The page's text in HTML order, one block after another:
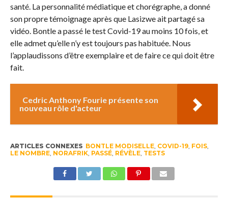
santé. La personnalité médiatique et chorégraphe, a donné
son propre témoignage après que Lasizwe ait partagé sa
vidéo. Bontle a passé le test Covid-19 au moins 10 fois, et
elle admet qu’elle n’y est toujours pas habituée. Nous
l’applaudissons d’être exemplaire et de faire ce qui doit être
fait.
Cedric Anthony Fourie présente son
nouveau rôle d'acteur
ARTICLES CONNEXES BONTLE MODISELLE, COVID-19, FOIS,
LE NOMBRE, NORAFRIK, PASSÉ, RÉVÈLE, TESTS